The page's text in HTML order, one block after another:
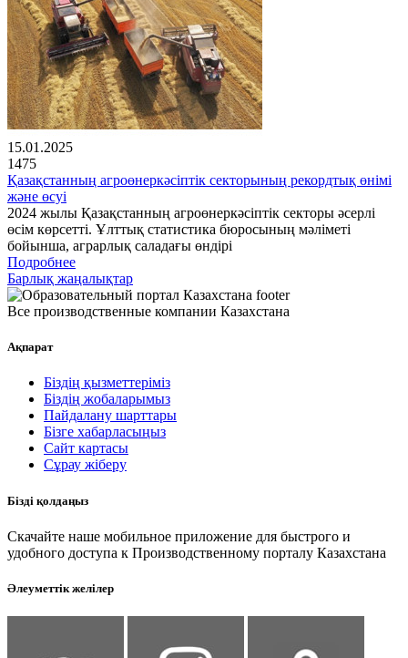
15.01.2025
1475
Қазақстанның агроөнеркәсіптік секторының рекордтық өнімі
және өсуі
2024 жылы Қазақстанның агроөнеркәсіптік секторы әсерлі
өсім көрсетті. Ұлттық статистика бюросының мәліметі
бойынша, аграрлық саладағы өндірі
Подробнее
Барлық жаңалықтар
Все производственные компании Казахстана
Ақпарат
Біздің қызметтеріміз
Біздің жобаларымыз
Пайдалану шарттары
Бізге хабарласыңыз
Сайт картасы
Сұрау жіберу
Бізді қолдаңыз
Скачайте наше мобильное приложение для быстрого и
удобного доступа к Производственному порталу Казахстана
Әлеуметтік желілер